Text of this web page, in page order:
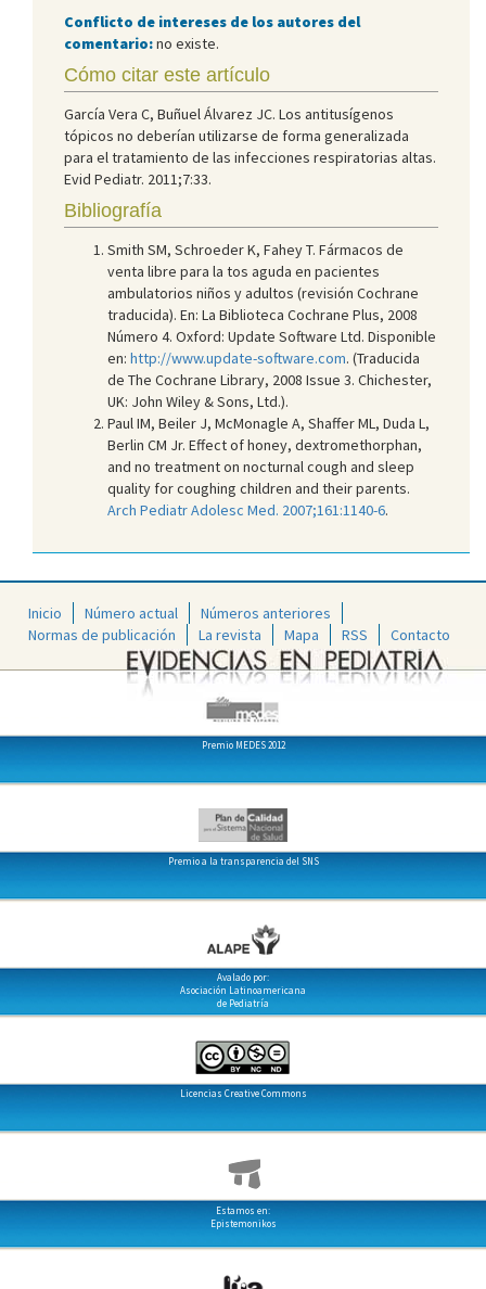
Conflicto de intereses de los autores del
comentario:no existe.
Cómo citar este artículo
García Vera C, Buñuel Álvarez JC. Los antitusígenos
tópicos no deberían utilizarse de forma generalizada
para el tratamiento de las infecciones respiratorias altas.
Evid Pediatr. 2011;7:33.
Bibliografía
Smith SM, Schroeder K, Fahey T. Fármacos de
venta libre para la tos aguda en pacientes
ambulatorios niños y adultos (revisión Cochrane
traducida). En: La Biblioteca Cochrane Plus, 2008
Número 4. Oxford: Update Software Ltd. Disponible
en: http://www.update-software.com. (Traducida
de The Cochrane Library, 2008 Issue 3. Chichester,
UK: John Wiley & Sons, Ltd.).
Paul IM, Beiler J, McMonagle A, Shaffer ML, Duda L,
Berlin CM Jr. Effect of honey, dextromethorphan,
and no treatment on nocturnal cough and sleep
quality for coughing children and their parents.
Arch Pediatr Adolesc Med. 2007;161:1140-6.
Inicio Número actual
Números anteriores
Normas de publicación
La revista Mapa RSS Contacto
Premio MEDES 2012
Premio a la transparencia del SNS
Avalado por:
Asociación Latinoamericana
de Pediatría
Licencias Creative Commons
Estamos en:
Epistemonikos